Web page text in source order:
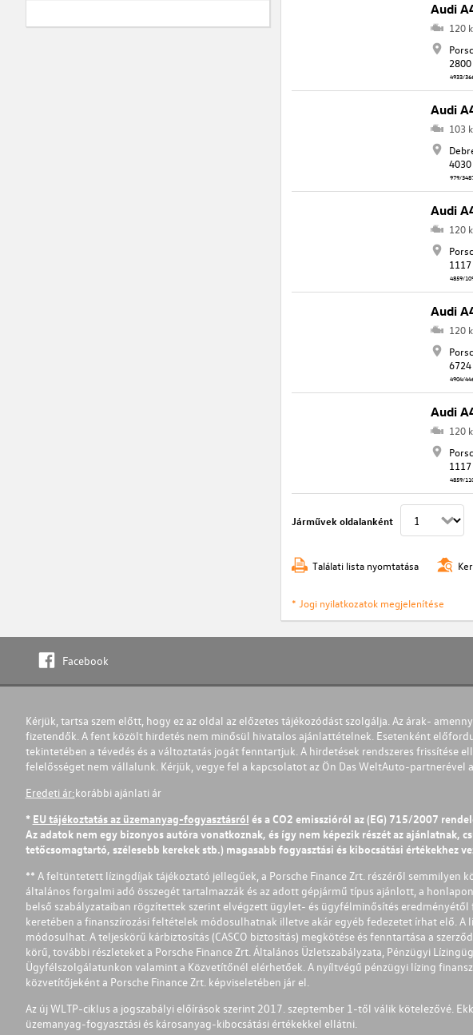
Audi
120
4933/
Audi
103
979/
Audi
120
4859/
Audi
120
6724
4904/
Audi
120
4859/
Járművek oldalanként
Találati lista nyomtatása
* Jogi nyilatkozatok megjelenítése
Facebook
Kérjük, tartsa szem előtt, hogy ez az oldal az előzetes tájékozódást szolgálja. Az árak-
fizetendők. A fent közölt hirdetés nem minősül hivatalos ajánlattételnek. Esetenként
tekintetében a tévedés és a változtatás jogát fenntartjuk. A hirdetések rendszeres frissítése
felelősséget nem vállalunk. Kérjük, vegye fel a kapcsolatot az Ön Das WeltAuto-
Eredeti ár:korábbi ajánlati ár
* EU tájékoztatás az üzemanyag-fogyasztásról és a CO2 emisszióról az (EG) 715/2007
Az adatok nem egy bizonyos autóra vonatkoznak, és így nem képezik részét az
tetőcsomagtartó, szélesebb kerekek stb.) magasabb fogyasztási és kibocsátási értékekhez
** A feltüntetett lízingdíjak tájékoztató jellegűek, a Porsche Finance Zrt. részéről
általános forgalmi adó összegét tartalmazzák és az adott gépjármű típus ajánlott, a
belső szabályzataiban rögzítettek szerint elvégzett ügylet- és ügyfélminősítés
keretében a finanszírozási feltételek módosulhatnak illetve akár egyéb fedezetet írhat elő.
módosulhat. A teljeskörű kárbiztosítás (CASCO biztosítás) megkötése és fenntartása a
körű, további részleteket a Porsche Finance Zrt. Általános Üzletszabályzata, Pénzügyi
Ügyfélszolgálatunkon valamint a Közvetítőnél elérhetőek. A nyíltvégű pénzügyi lízing
közvetítőjeként a Porsche Finance Zrt. képviseletében jár el.
Az új WLTP-ciklus a jogszabályi előírások szerint 2017. szeptember 1-től válik kötelezővé.
üzemanyag-fogyasztási és károsanyag-kibocsátási értékekkel ellátni.